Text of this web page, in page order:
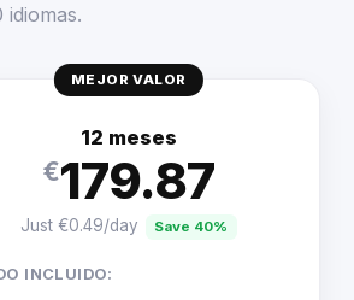
MEJOR VALOR
12 meses
€179.87
Just €0.49/day Save 40%
INCLUIDO: